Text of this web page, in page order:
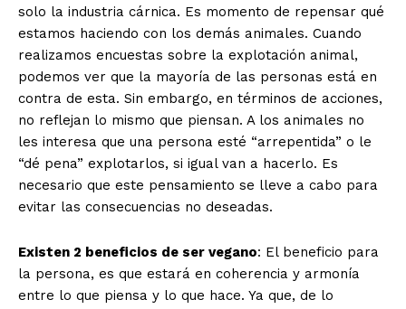
solo la industria cárnica. Es momento de repensar qué
estamos haciendo con los demás animales. Cuando
realizamos encuestas sobre la explotación animal,
podemos ver que la mayoría de las personas está en
contra de esta. Sin embargo, en términos de acciones,
no reflejan lo mismo que piensan. A los animales no
les interesa que una persona esté “arrepentida” o le
“dé pena” explotarlos, si igual van a hacerlo. Es
necesario que este pensamiento se lleve a cabo para
evitar las consecuencias no deseadas.
Existen 2 beneficios de ser vegano: El beneficio para
la persona, es que estará en coherencia y armonía
entre lo que piensa y lo que hace. Ya que, de lo